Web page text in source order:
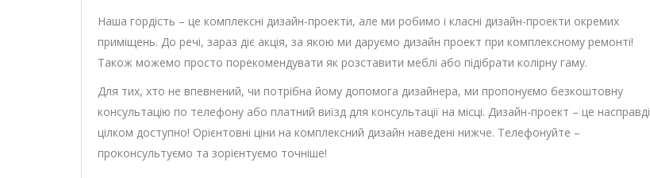
Наша гордість – це комплексні дизайн-проекти, але ми робимо і класні дизайн-проекти окремих
приміщень. До речі, зараз діє акція, за якою ми даруємо дизайн проект при комплексному ремонті!
Також можемо просто порекомендувати як розставити меблі або підібрати колірну гаму.
Для тих, хто не впевнений, чи потрібна йому допомога дизайнера, ми пропонуємо безкоштовну
консультацію по телефону або платний виїзд для консультації на місці. Дизайн-проект – це насправді
цілком доступно! Орієнтовні ціни на комплексний дизайн наведені нижче. Телефонуйте –
проконсультуємо та зорієнтуємо точніше!